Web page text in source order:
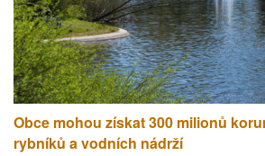
Obce mohou získat 300 milionů
rybníků a vodních nádrží